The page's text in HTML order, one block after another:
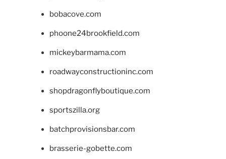
bobacove.com
phoone24brookfield.com
mickeybarmama.com
roadwayconstructioninc.com
shopdragonflyboutique.com
sportszilla.org
batchprovisionsbar.com
brasserie-gobette.com